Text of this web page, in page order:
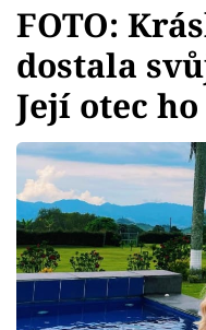
Témata
Showbyznys
Youtubeři
Virály
Sex a vztahy
FOTO:
dostala
Její otec